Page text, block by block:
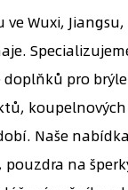
Wuxi,
pro
Naše
na